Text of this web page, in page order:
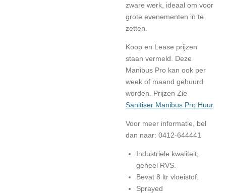
zware werk, ideaal om voor
grote evenementen in te
zetten.
Koop en Lease prijzen
staan vermeld. Deze
Manibus Pro kan ook per
week of maand gehuurd
worden. Prijzen Zie
Sanitiser Manibus Pro Huur
Voor meer informatie, bel
dan naar: 0412-644441
Industriele kwaliteit,
geheel RVS.
Bevat 8 ltr vloeistof.
Sprayed